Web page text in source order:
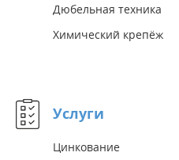
Дюбельная техника
Химический крепёж
Услуги
Цинкование